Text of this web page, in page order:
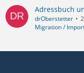
Adressbuch
drOberstetter
Migration /